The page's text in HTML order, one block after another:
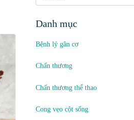
Danh mục
Bệnh lý gân cơ
Chấn thương
Chấn thương thể thao
Cong vẹo cột sống